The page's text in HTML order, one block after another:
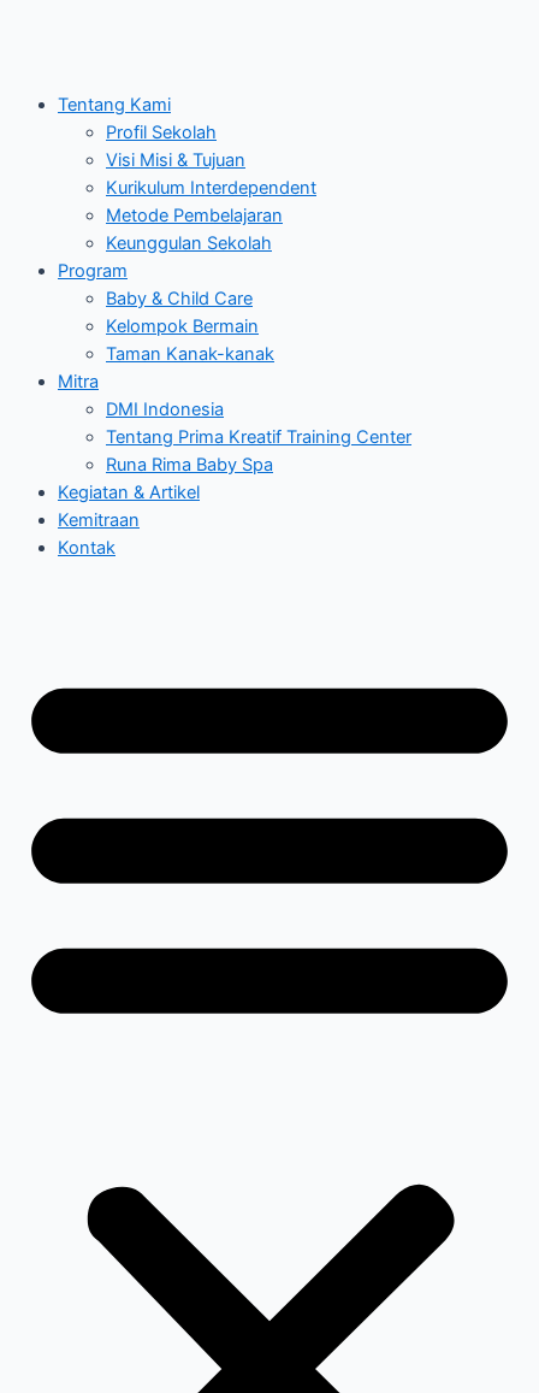
Tentang Kami
Profil Sekolah
Visi Misi & Tujuan
Kurikulum Interdependent
Metode Pembelajaran
Keunggulan Sekolah
Program
Baby & Child Care
Kelompok Bermain
Taman Kanak-kanak
Mitra
DMI Indonesia
Tentang Prima Kreatif Training Center
Runa Rima Baby Spa
Kegiatan & Artikel
Kemitraan
Kontak